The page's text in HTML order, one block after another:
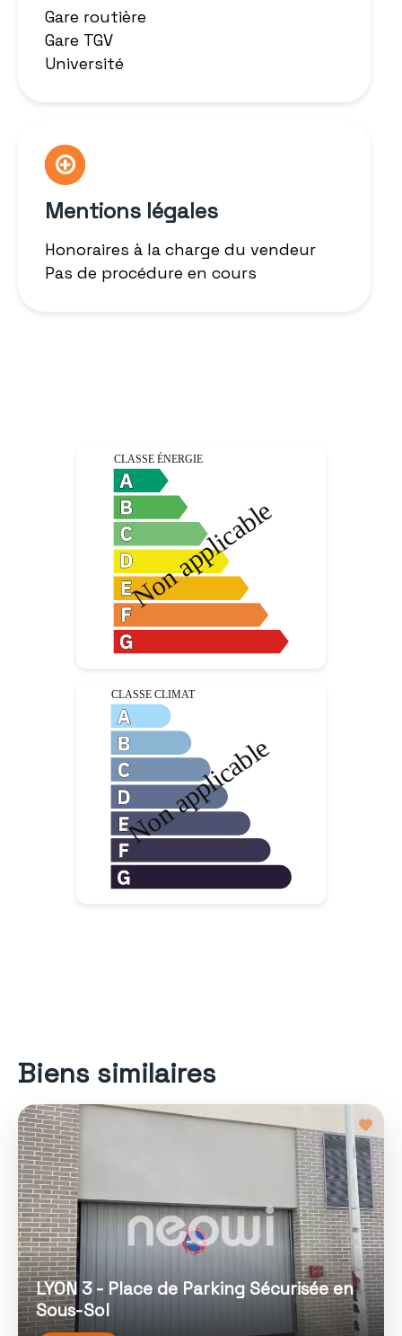
Gare routière
Gare TGV
Université
Mentions légales
Honoraires à la charge du vendeur
Pas de procédure en cours
Biens similaires
LYON 3 - Place de Parking Sécurisée en
Sous-Sol